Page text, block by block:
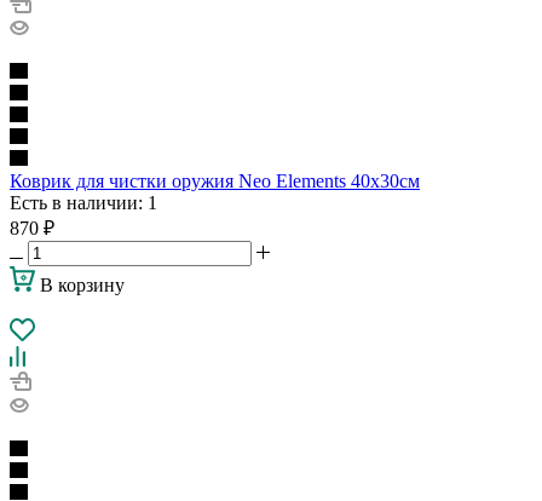
Коврик для чистки оружия Neo Elements 40x30см
Есть в наличии: 1
870 ₽
В корзину